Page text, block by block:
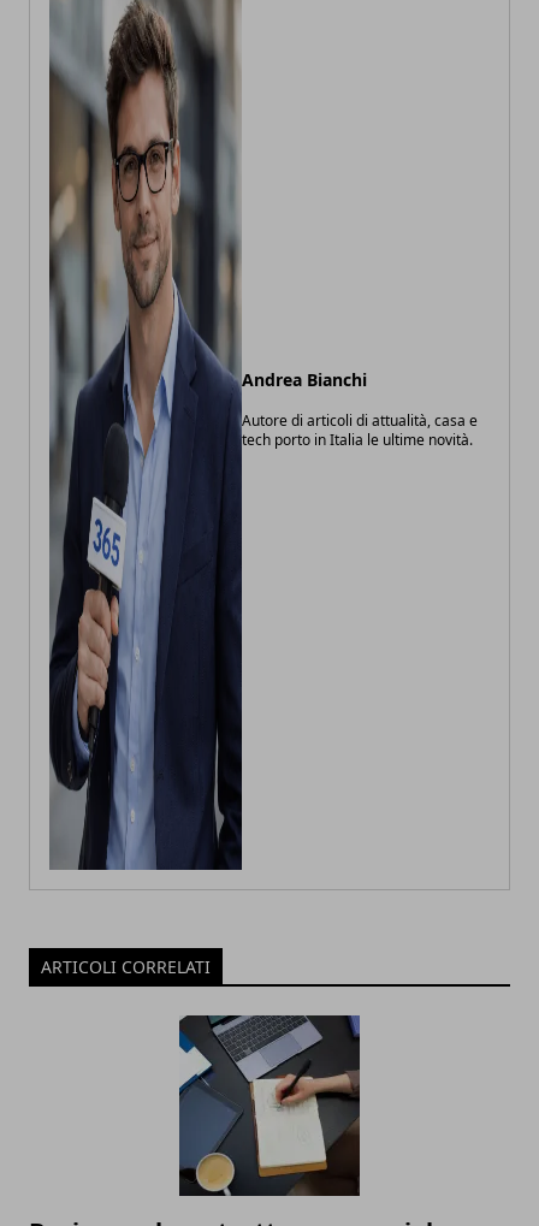
Andrea Bianchi
Autore di articoli di attualità, casa e
tech porto in Italia le ultime novità.
ARTICOLI CORRELATI